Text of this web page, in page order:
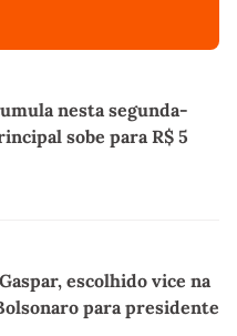
nesta segunda-
sobe para R$ 5
escolhido vice na
para presidente